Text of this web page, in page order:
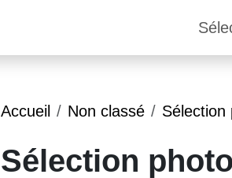
Accueil Non classé Sélection
Sélection